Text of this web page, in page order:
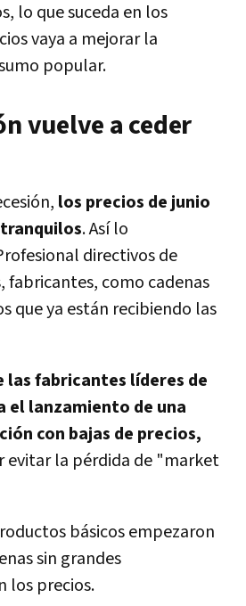
lo que suceda en los
vaya a mejorar la
popular.
vuelve a ceder
los precios de junio
. Así lo
directivos de
fabricantes, como cadenas
que ya están recibiendo las
las fabricantes líderes de
el lanzamiento de una
con bajas de precios,
evitar la pérdida de "market
básicos empezaron
sin grandes
los precios.